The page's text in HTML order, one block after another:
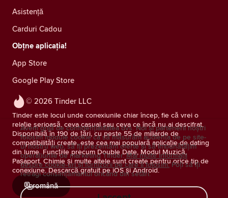
© 2026 Tinder LLC
Tinder este locul unde conexiunile chiar încep, fie că vrei o
relație serioasă, ceva casual sau ceva ce încă nu ai descifrat.
Disponibilă în 190 de țări, cu peste 55 de miliarde de
compatibilități create, este cea mai populară aplicație de dating
din lume. Funcțiile precum Double Date, Modul Muzică,
Pașaport, Chimie și multe altele sunt create pentru orice tip de
conexiune. Descarcă gratuit pe iOS și Android.
română
Asistență
Carduri Cadou
Obțne aplicația!
App Store
Google Play Store
Avem grijă de confidențialitatea dvs. Noi și partenerii noștri
folosim module cookie ca să măsurăm audiența de pe site-
ul nostru web, să îți prezentăm oferte și să îmbunătățim
operațiunile de marketing Tinder. Mai multe informații
despre cookie-uri și furnizorii pe care îi folosim. Poți să îți
retragi consimţământul oricând din setări.